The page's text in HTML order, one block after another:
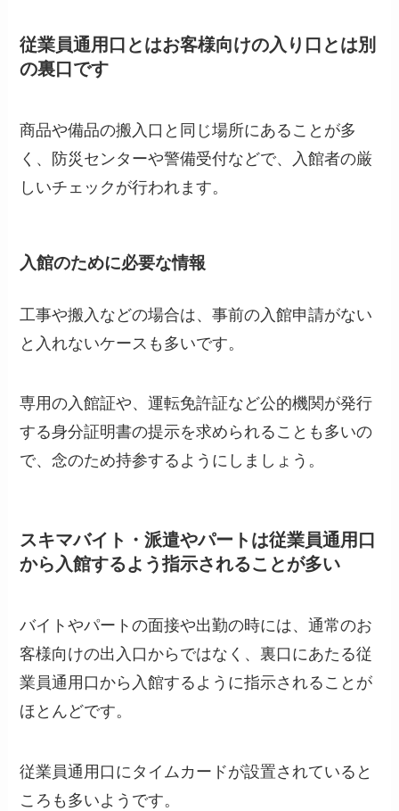
従業員通用口とはお客様向けの入り口とは別
の裏口です
商品や備品の搬入口と同じ場所にあることが多
く、防災センターや警備受付などで、入館者の厳
しいチェックが行われます。
入館のために必要な情報
工事や搬入などの場合は、事前の入館申請がない
と入れないケースも多いです。
専用の入館証や、運転免許証など公的機関が発行
する身分証明書の提示を求められることも多いの
で、念のため持参するようにしましょう。
スキマバイト・派遣やパートは従業員通用口
から入館するよう指示されることが多い
バイトやパートの面接や出勤の時には、通常のお
客様向けの出入口からではなく、裏口にあたる従
業員通用口から入館するように指示されることが
ほとんどです。
従業員通用口にタイムカードが設置されていると
ころも多いようです。